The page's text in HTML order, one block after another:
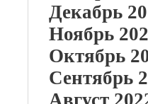
Декабрь
Ноябрь
Октябрь
Сентябрь
Август